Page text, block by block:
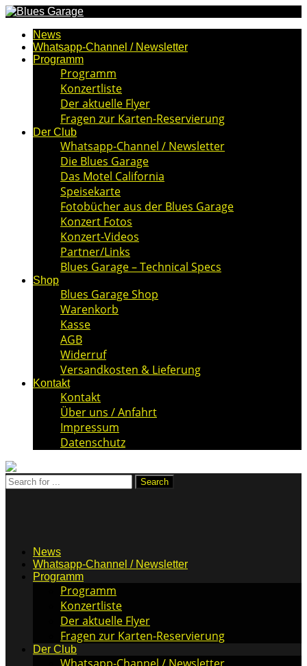
News
Whatsapp-Channel / Newsletter
Programm
Programm
Konzertliste
Der aktuelle Flyer
Fragen zur Karten-Reservierung
Der Club
Whatsapp-Channel / Newsletter
Die Blues Garage
Das Motel California
Speisekarte
Fotobücher aus der Blues Garage
Konzert Fotos
Konzert-Videos
Partner/Links
Blues Garage – Technical Specs
Shop
Blues Garage Shop
Warenkorb
Kasse
AGB
Widerruf
Versandkosten & Lieferung
Kontakt
Kontakt
Über uns / Anfahrt
Impressum
Datenschutz
News
Whatsapp-Channel / Newsletter
Programm
Programm
Konzertliste
Der aktuelle Flyer
Fragen zur Karten-Reservierung
Der Club